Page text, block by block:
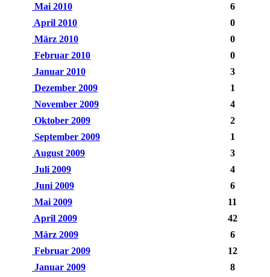
Mai 2010
6
April 2010
0
März 2010
0
Februar 2010
0
Januar 2010
3
Dezember 2009
1
November 2009
4
Oktober 2009
2
September 2009
1
August 2009
3
Juli 2009
4
Juni 2009
6
Mai 2009
11
April 2009
42
März 2009
6
Februar 2009
12
Januar 2009
8